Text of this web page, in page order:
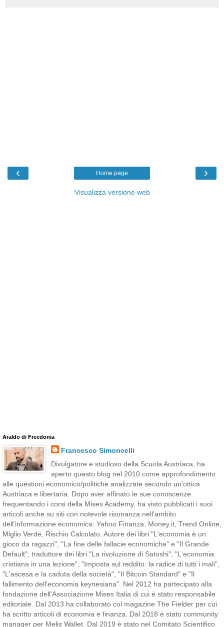
‹ ›
Home page
Visualizza versione web
Araldo di Freedonia
Francesco Simoncelli
Divulgatore e studioso della Scuola Austriaca, ha
aperto questo blog nel 2010 come approfondimento
alle questioni economico/politiche analizzate secondo un'ottica
Austriaca e libertaria. Dopo aver affinato le sue conoscenze
frequentando i corsi della Mises Academy, ha visto pubblicati i suoi
articoli anche su siti con notevole risonanza nell'ambito
dell'informazione economica: Yahoo Finanza, Money.it, Trend Online,
Miglio Verde, Rischio Calcolato. Autore dei libri "L'economia è un
gioco da ragazzi", "La fine delle fallacie economiche" e "Il Grande
Default"; traduttore dei libri "La rivoluzione di Satoshi", "L'economia
cristiana in una lezione", "Imposta sul reddito: la radice di tutti i mali",
"L'ascesa e la caduta della società", "Il Bitcoin Standard" e "Il
fallimento dell'economia keynesiana". Nel 2012 ha partecipato alla
fondazione dell'Associazione Mises Italia di cui è stato responsabile
editoriale. Dal 2013 ha collaborato col magazine The Fielder per cui
ha scritto articoli di economia e finanza. Dal 2018 è stato community
manager per Melis Wallet. Dal 2019 è stato nel Comitato Scientifico